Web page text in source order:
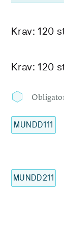
Krav: 120
Krav: 120
MUNDD111
MUNDD211